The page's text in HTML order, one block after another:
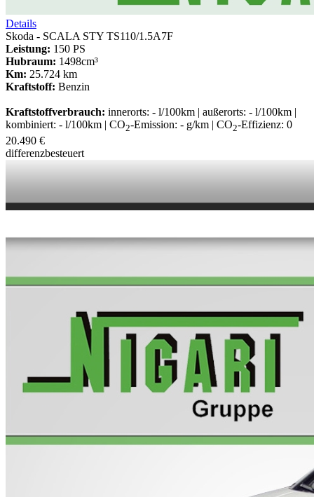
Details
Skoda - SCALA STY TS110/1.5A7F
Leistung: 150 PS
Hubraum: 1498cm³
Km: 25.724 km
Kraftstoff: Benzin
Kraftstoffverbrauch: innerorts: - l/100km | außerorts: - l/100km |
kombiniert: - l/100km | CO2-Emission: - g/km | CO2-Effizienz: 0
20.490 €
differenzbesteuert